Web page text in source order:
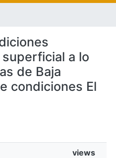
a lo
de Baja
condiciones El
views